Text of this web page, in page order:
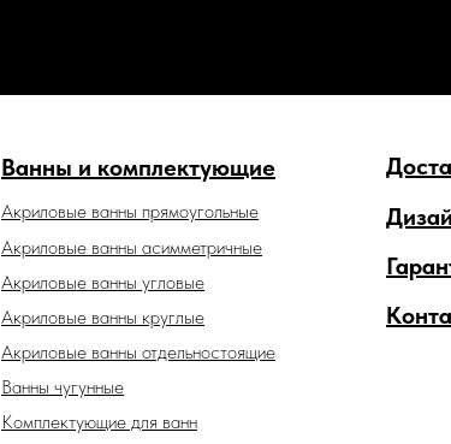
Ванны и комплектующие
Акриловые ванны прямоугольные
Акриловые ванны отдельностоящие
Акриловые ванны асимметричные
Акриловые ванны угловые
Акриловые ванны круглые
Ванны чугунные
Комплектующие для ванн